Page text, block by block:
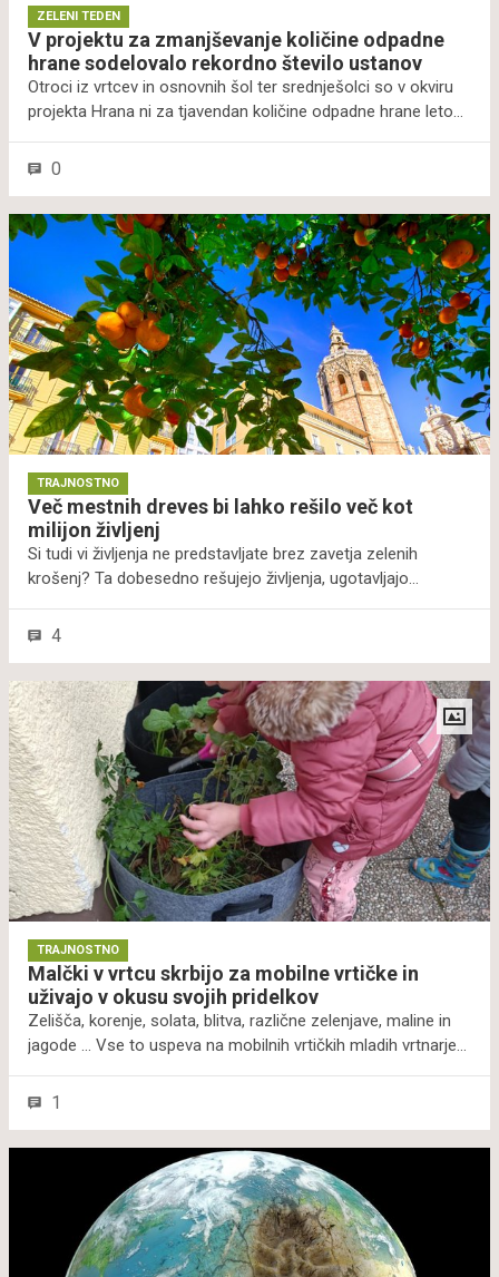
ZELENI TEDEN
V projektu za zmanjševanje količine odpadne
hrane sodelovalo rekordno število ustanov
Otroci iz vrtcev in osnovnih šol ter srednješolci so v okviru
projekta Hrana ni za tjavendan količine odpadne hrane letos
85 odstotkov. V projektu, ki ga izvajata program Ekošola in
kar je največ doslej.
0
TRAJNOSTNO
Več mestnih dreves bi lahko rešilo več kot
milijon življenj
Si tudi vi življenja ne predstavljate brez zavetja zelenih
krošenj? Ta dobesedno rešujejo življenja, ugotavljajo
v dveh desetletjih rešilo kar 1,1 milijona življenj po svetu.
4
TRAJNOSTNO
Malčki v vrtcu skrbijo za mobilne vrtičke in
uživajo v okusu svojih pridelkov
Zelišča, korenje, solata, blitva, različne zelenjave, maline in
jagode ... Vse to uspeva na mobilnih vrtičkih mladih vrtnarjev.
pri rosnih letih navdušili nad vrtnarjenjem. Tako že obvladajo
različnih vrstah rastlin in njihovem razvoju. Projekt jih je tudi
učil skrbi za okolje in trajnostnega ravnanja z viri. Udeležba v
projektu pa je otroke spodbudila tudi, da se povežejo s
starimi starši, kar je okrepilo medgeneracijske vezi. Največ
pa je vreden nasmeh na njihovih obrazih, ko uživajo v
sadovih lastnega truda.
1